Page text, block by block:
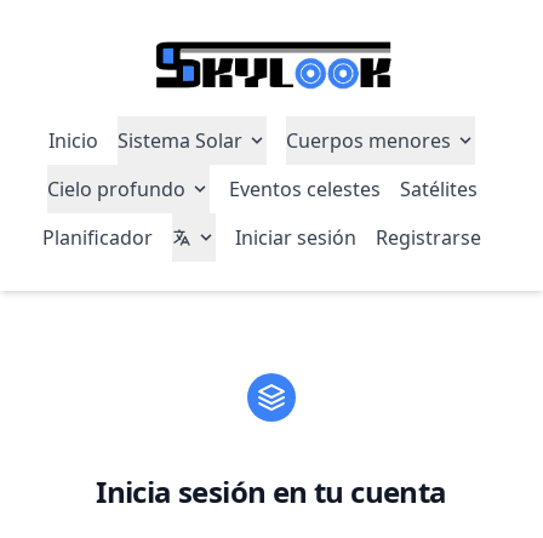
Inicio Sistema Solar
Cuerpos menores
Cielo profundo
Eventos celestes
Satélites
Planificador
Iniciar sesión Registrarse
Inicia sesión en tu cuenta